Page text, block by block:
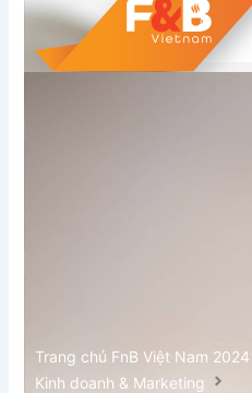
Trang chủ FnB Việt Nam 2024
Kinh doanh & Marketing